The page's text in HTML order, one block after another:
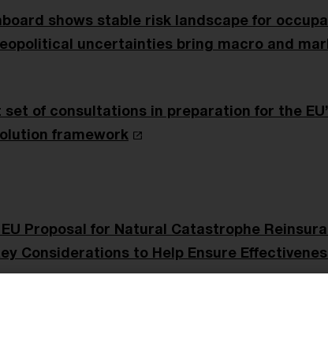
shows stable risk landscape for
uncertainties bring macro and
set of consultations in preparation for the
framework
EU Proposal for Natural Catastrophe
Considerations to Help Ensure
2024